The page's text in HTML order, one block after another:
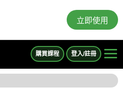
立即使用
購買課程 登入/註冊